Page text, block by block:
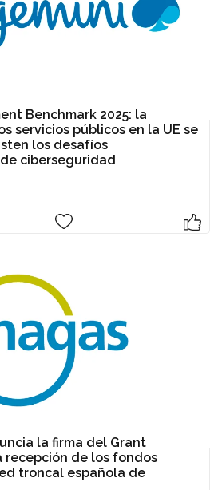
Benchmark 2025: la
servicios públicos en la UE se
los desafíos
ciberseguridad
la firma del Grant
recepción de los fondos
troncal española de